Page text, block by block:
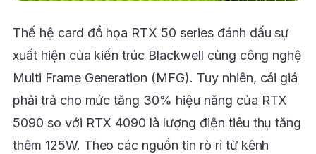
Thế hệ card đồ họa RTX 50 series đánh dấu sự
xuất hiện của kiến trúc Blackwell cùng công nghệ
Multi Frame Generation (MFG). Tuy nhiên, cái giá
phải trả cho mức tăng 30% hiệu năng của RTX
5090 so với RTX 4090 là lượng điện tiêu thụ tăng
thêm 125W. Theo các nguồn tin rò rỉ từ kênh